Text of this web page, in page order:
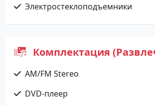
Электростеклоподъемники
Комплектация
AM/FM Stereo
DVD-плеер